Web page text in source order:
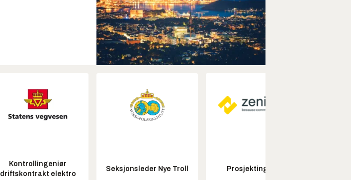
Kontrollingeniør
driftskontrakt elektro
Seksjonsleder Nye Troll Prosjektingeniør